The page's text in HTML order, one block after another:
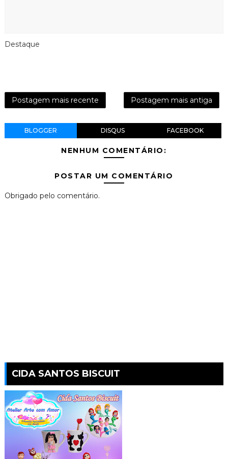
Destaque
Postagem mais recente Postagem mais antiga
BLOGGER DISQUS FACEBOOK
NENHUM COMENTÁRIO:
POSTAR UM COMENTÁRIO
Obrigado pelo comentário.
CIDA SANTOS BISCUIT